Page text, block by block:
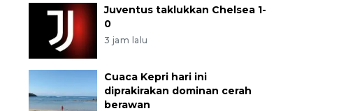
Juventus taklukkan Chelsea 1-
0
3 jam lalu
Cuaca Kepri hari ini
diprakirakan dominan cerah
berawan